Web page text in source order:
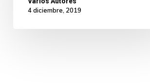
4 diciembre, 2019